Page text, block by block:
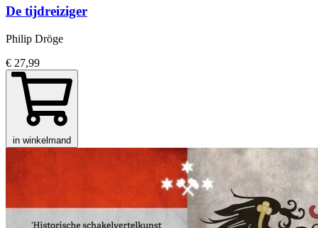
De tijdreiziger
Philip Dröge
€ 27,99
in winkelmand